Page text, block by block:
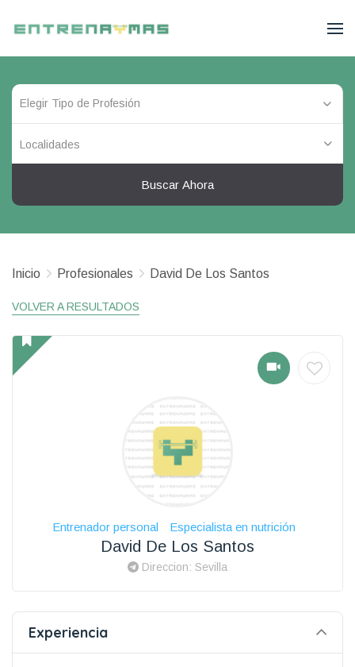
Localidades
Buscar Ahora
Inicio Profesionales David De Los Santos
VOLVER A RESULTADOS
Entrenador personal Especialista en nutrición
David De Los Santos
Direccion: Sevilla
Experiencia